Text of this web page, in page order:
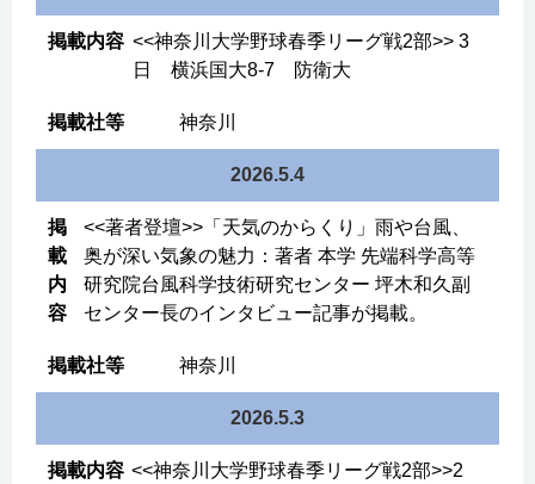
<<神奈川大学野球春季リーグ戦2部>> 3
日 横浜国大8-7 防衛大
神奈川
2026.5.4
<<著者登壇>>「天気のからくり」雨や台風、
奥が深い気象の魅力：著者 本学 先端科学高等
研究院台風科学技術研究センター 坪木和久副
センター長のインタビュー記事が掲載。
神奈川
2026.5.3
<<神奈川大学野球春季リーグ戦2部>>2